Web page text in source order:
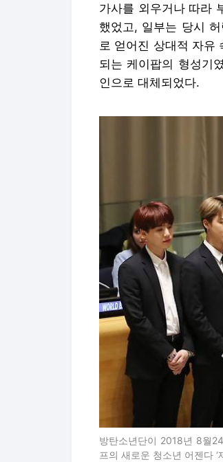
가사를 외우거나 따라
했었고, 일부는 당시
로 얻어진 상대적 자유
되는 케이팝의 형성기
인으로 대체되었다.
방탄소년단이 2018년 8월
프의 새로운 청소년 어젠다